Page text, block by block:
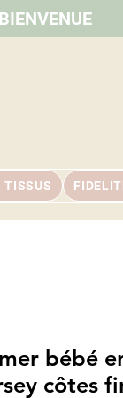
TISSUS
bébé
côtes